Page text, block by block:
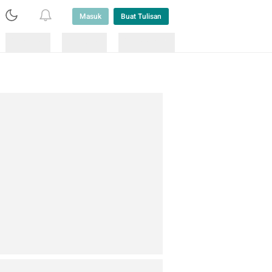
Masuk Buat Tulisan